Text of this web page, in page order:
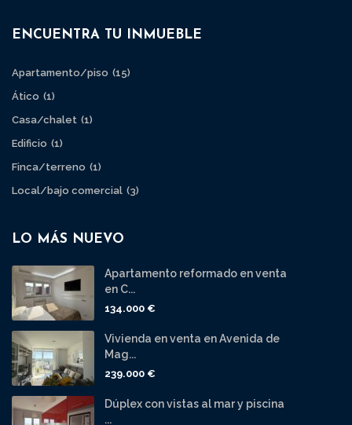
ENCUENTRA TU INMUEBLE
Apartamento/piso (15)
Ático (1)
Casa/chalet (1)
Edificio (1)
Finca/terreno (1)
Local/bajo comercial (3)
LO MÁS NUEVO
Apartamento reformado en venta
en C...
134.000 €
Vivienda en venta en Avenida de
Mag...
239.000 €
Dúplex con vistas al mar y piscina
...